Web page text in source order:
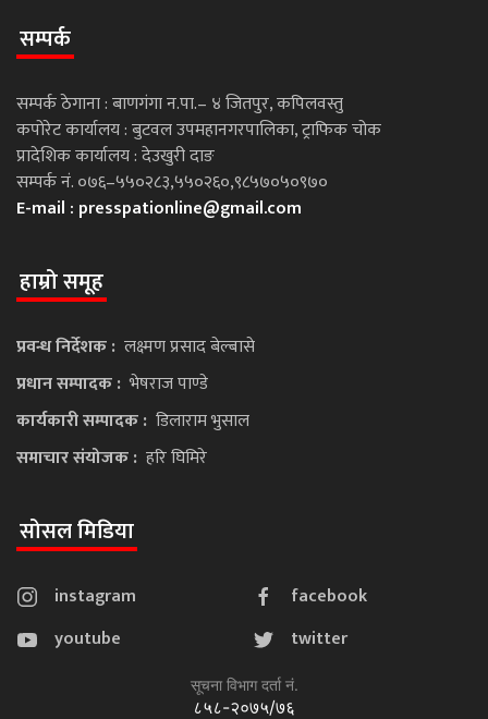
सम्पर्क
सम्पर्क ठेगाना : बाणगंगा न.पा.– ४ जितपुर, कपिलवस्तु
कपोरेट कार्यालय : बुटवल उपमहानगरपालिका, ट्राफिक चोक
प्रादेशिक कार्यालय : देउखुरी दाङ
सम्पर्क नं. ०७६–५५०२८३,५५०२६०,९८५७०५०९७०
E-mail : presspationline@gmail.com
हाम्रो समूह
प्रवन्ध निर्देशक : लक्ष्मण प्रसाद बेल्बासे
प्रधान सम्पादक : भेषराज पाण्डे
कार्यकारी सम्पादक : डिलाराम भुसाल
समाचार संयोजक : हरि घिमिरे
सोसल मिडिया
instagram
facebook
youtube
twitter
सूचना विभाग दर्ता नं.
८५८-२०७५/७६